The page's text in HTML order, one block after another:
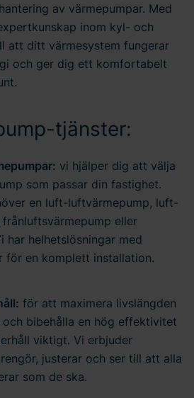
av värmepumpar. Med
inom kyl- och
att ditt värmesystem fungerar
och ger dig ett komfortabelt
tjänster:
vi hjälper dig att välja
som passar din fastighet.
en luft-luftvärmepump, luft-
eller
har helhetslösningar med
för en komplett installation.
för att maximera livslängden
bibehålla en hög effektivitet
viktigt. Vi erbjuder
justerar och ser till att alla
som de ska.